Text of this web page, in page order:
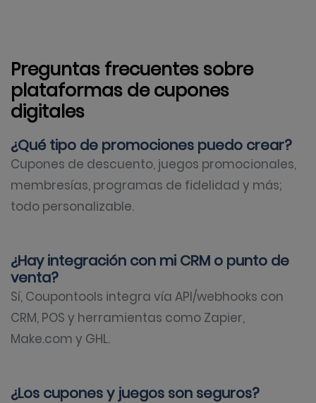
Preguntas frecuentes sobre
plataformas de cupones
digitales
¿Qué tipo de promociones puedo crear?
Cupones de descuento, juegos promocionales,
membresías, programas de fidelidad y más;
todo personalizable.
¿Hay integración con mi CRM o punto de
venta?
Sí, Coupontools integra vía API/webhooks con
CRM, POS y herramientas como Zapier,
Make.com y GHL.
¿Los cupones y juegos son seguros?